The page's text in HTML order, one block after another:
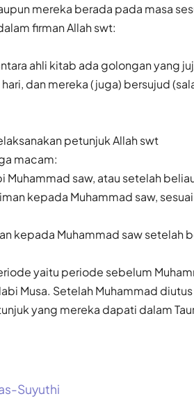
mereka berada pada masa
firman Allah swt:
ahli kitab ada golongan yang
dan mereka (juga) bersujud
petunjuk Allah swt
macam:
Muhammad saw, atau setelah
kepada Muhammad saw,
kepada Muhammad saw setelah
yaitu periode sebelum
Musa. Setelah Muhammad
yang mereka dapati dalam
Suyuthi